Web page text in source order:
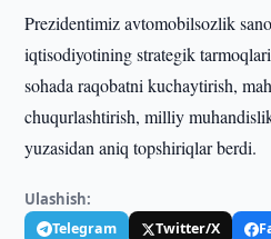
Prezidentimiz avtomobilsozlik
iqtisodiyotining strategik
sohada raqobatni kuchaytirish,
chuqurlashtirish, milliy
yuzasidan aniq topshiriqlar berdi.
Ulashish:
Telegram Twitter/X